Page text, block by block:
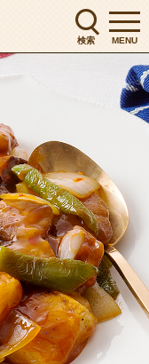
検索 MENU